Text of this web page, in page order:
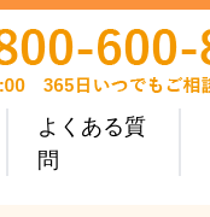
よくある質
問